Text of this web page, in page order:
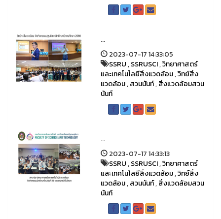
...
2023-07-17 14:33:05
SSRU,SSRUSCI,วิทยาศาสตร์
และเทคโนโลยีสิ่งแวดล้อม,วิทย์สิ่ง
แวดล้อม,สวนนันท์,สิ่งแวดล้อมสวน
นันท์
...
2023-07-17 14:33:13
SSRU,SSRUSCI,วิทยาศาสตร์
และเทคโนโลยีสิ่งแวดล้อม,วิทย์สิ่ง
แวดล้อม,สวนนันท์,สิ่งแวดล้อมสวน
นันท์